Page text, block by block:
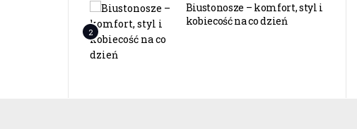
2
Biustonosze – komfort, styl i
kobiecość na co dzień